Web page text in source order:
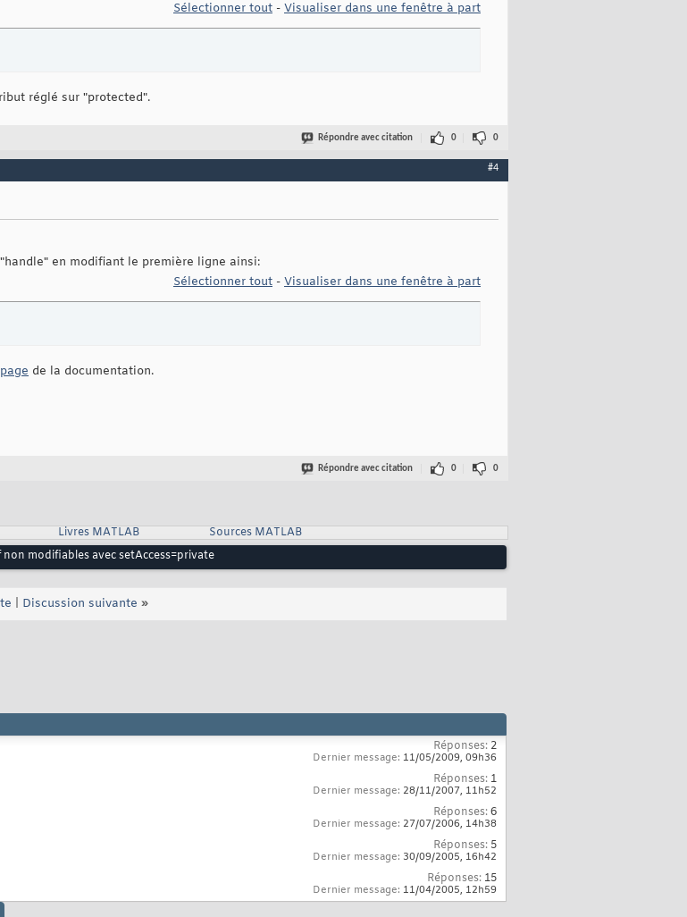
Sélectionner tout - Visualiser dans une fenêtre à part
réglé sur "protected".
Répondre avec citation 0 0
#4
en modifiant le première ligne ainsi:
Sélectionner tout - Visualiser dans une fenêtre à part
page de la documentation.
Répondre avec citation 0 0
Livres MATLAB
Sources MATLAB
modifiables avec setAccess=private
Discussion suivante »
Réponses: 2
Dernier message: 11/05/2009, 09h36
Réponses: 1
Dernier message: 28/11/2007, 11h52
Réponses:6
Dernier message: 27/07/2006, 14h38
Réponses: 5
Dernier message: 30/09/2005, 16h42
Réponses: 15
Dernier message: 11/04/2005, 12h59